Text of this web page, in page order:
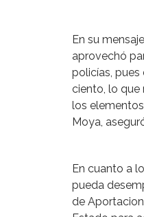
En su
aprovechó
policías, pues
ciento, lo que
los
Moya,
En cuanto a
pueda
de